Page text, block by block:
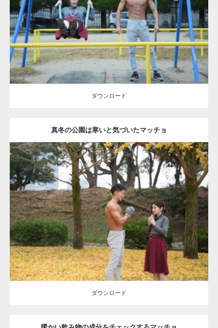
Category:公園のマッチョ その他 AKIHITO(細マッチョ) 腹筋 大胸筋
ダウンロード
ダウンロード
真冬の公園は寒いと気づいたマッチョ
Update: 2021.07.8
Category:公園のマッチョ その他 AKIHITO(細マッチョ) 上腕三頭筋
肩
ダウンロード
ダウンロード